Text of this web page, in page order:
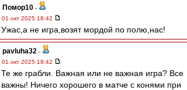
Помор10 -
01 окт 2025 18:42
Ужас,а не игра,возят мордой по полю,нас!
pavluha32 -
01 окт 2025 18:42
Те же грабли. Важная или не важная игра? Все
важны! Ничего хорошего в матче с конями при